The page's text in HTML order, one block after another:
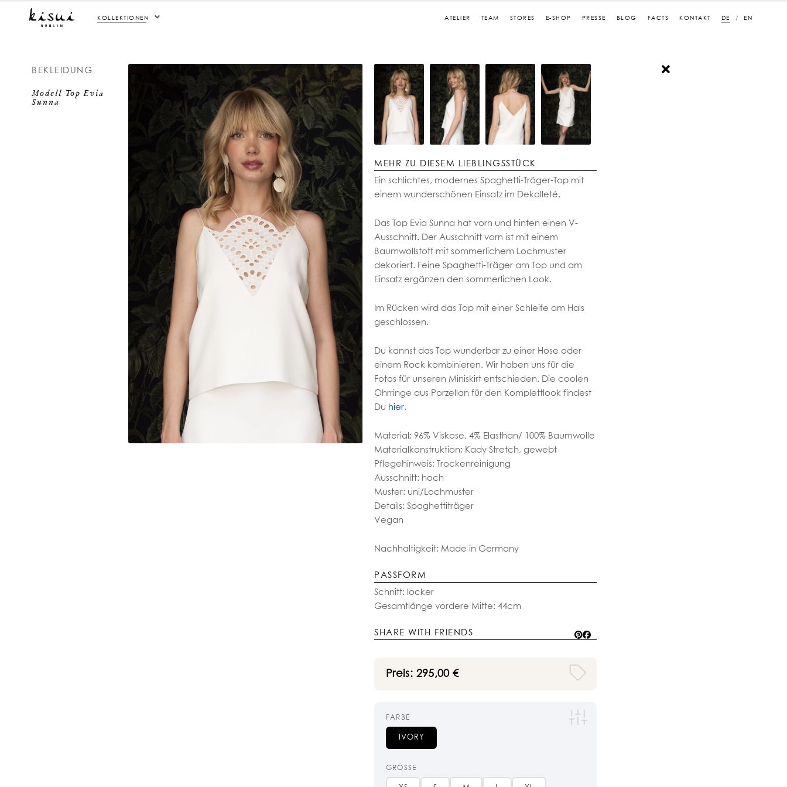
KOLLEKTIONEN ATELIER TEAM STORES E-SHOP PRESSE BLOG FACTS KONTAKT DE EN
BEKLEIDUNG
Modell Top Evia
Sunna
MEHR ZU DIESEM LIEBLINGSSTÜCK
Ein schlichtes, modernes Spaghetti-Träger-Top mit
einem wunderschönen Einsatz im Dekolleté.
Das Top Evia Sunna hat vorn und hinten einen V-
Ausschnitt. Der Ausschnitt vorn ist mit einem
Baumwollstoff mit sommerlichem Lochmuster
dekoriert. Feine Spaghetti-Träger am Top und am
Einsatz ergänzen den sommerlichen Look.
Im Rücken wird das Top mit einer Schleife am Hals
geschlossen.
Du kannst das Top wunderbar zu einer Hose oder
einem Rock kombinieren. Wir haben uns für die
Fotos für unseren Miniskirt entschieden. Die coolen
Ohrringe aus Porzellan für den Komplettlook findest
Du hier.
Material: 96% Viskose, 4% Elasthan/ 100% Baumwolle
Materialkonstruktion: Kady Stretch, gewebt
Pflegehinweis: Trockenreinigung
Ausschnitt: hoch
Muster: uni/Lochmuster
Details: Spaghettiträger
Vegan
Nachhaltigkeit: Made in Germany
PASSFORM
Schnitt: locker
Gesamtlänge vordere Mitte: 44cm
SHARE WITH FRIENDS
Preis: 295,00€
FARBE
IVORY
GRÖSSE